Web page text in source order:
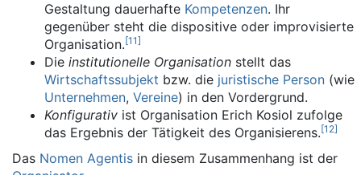
Gestaltung dauerhafte Kompetenzen. Ihr
gegenüber steht die dispositive oder improvisierte
Organisation.[11]
Die institutionelle Organisation stellt das
Wirtschaftssubjekt bzw. die juristische Person (wie
Unternehmen, Vereine) in den Vordergrund.
Konfigurativ ist Organisation Erich Kosiol zufolge
das Ergebnis der Tätigkeit des Organisierens.[12]
Das Nomen Agentis in diesem Zusammenhang ist der